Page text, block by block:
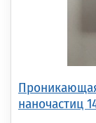
наночастиц